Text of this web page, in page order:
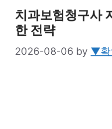
치과보험청구사
한 전략
2026-08-06 by ▼확